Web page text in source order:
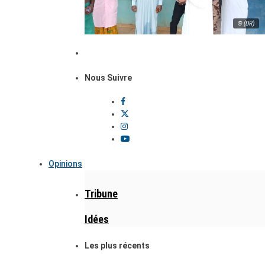
© (DR)
Nous Suivre
Opinions
Tribune
Idées
Les plus récents